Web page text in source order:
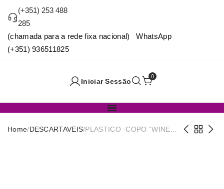
(+351) 253 488
285
(chamada para a rede fixa nacional) WhatsApp
(+351) 936511825
Iniciar Sessão
0
Home/DESCARTAVEIS/PLASTICO -COPO “WINE